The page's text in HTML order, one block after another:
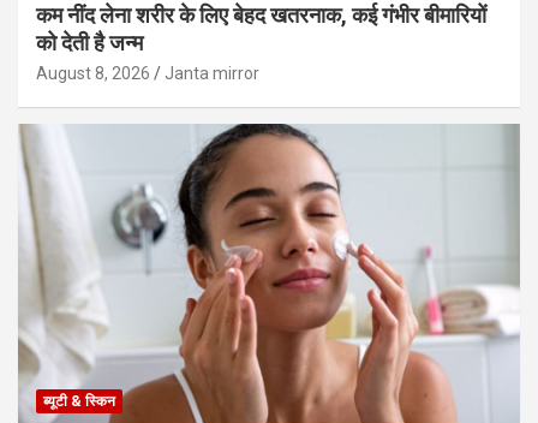
कम नींद लेना शरीर के लिए बेहद खतरनाक, कई गंभीर बीमारियों
को देती है जन्म
August 8, 2026 Janta mirror
ब्यूटी & स्किन